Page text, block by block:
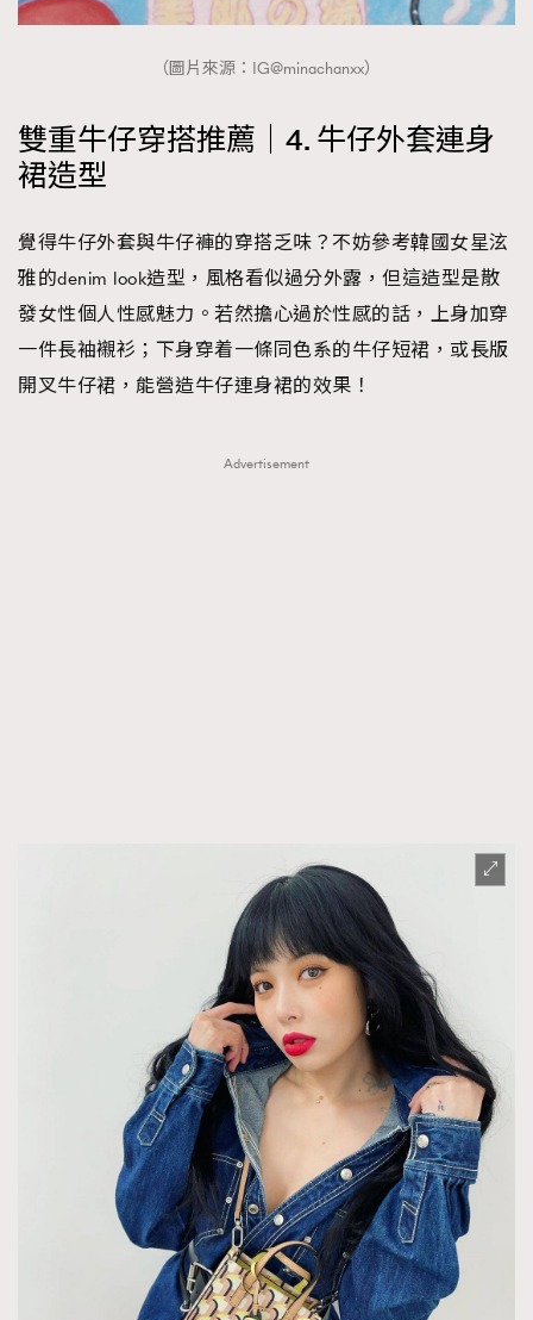
（圖片來源：IG@minachanxx）
雙重牛仔穿搭推薦｜4. 牛仔外套連身
裙造型
覺得牛仔外套與牛仔褲的穿搭乏味？不妨參考韓國女星泫
雅的denim look造型，風格看似過分外露，但這造型是散
發女性個人性感魅力。若然擔心過於性感的話，上身加穿
一件長袖襯衫；下身穿着一條同色系的牛仔短裙，或長版
開叉牛仔裙，能營造牛仔連身裙的效果！
Advertisement